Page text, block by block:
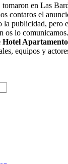
en Las
contaros el
la publicidad, pero
os lo
Hotel
equipos y